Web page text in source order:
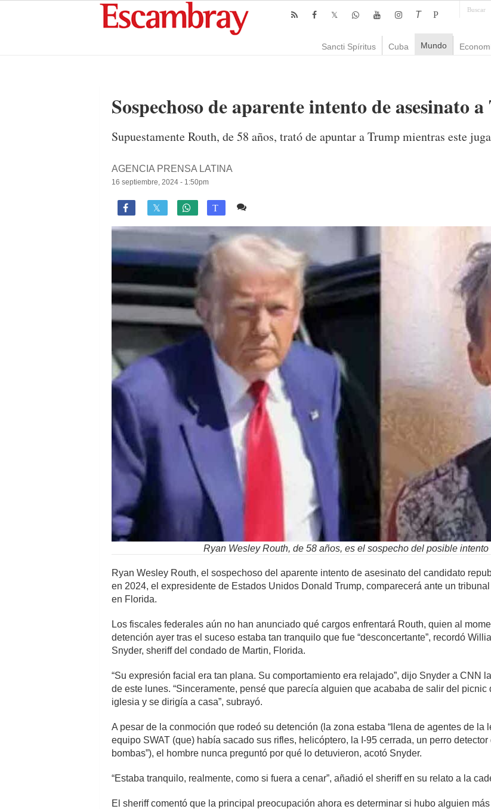
T P
Sancti Spíritus Cuba Mundo
Sospechoso de aparente intento de asesinato
Supuestamente Routh, de 58 años, trató de apuntar a Trump mientras este
AGENCIA PRENSA LATINA
16 septiembre, 2024 - 1:50pm
 T
Ryan Wesley Routh, de 58 años, es el sospecho del posible
Ryan Wesley Routh, el sospechoso del aparente intento de asesinato del candidato
en 2024, el expresidente de Estados Unidos Donald Trump, comparecerá ante un tribunal
en Florida.
Los fiscales federales aún no han anunciado qué cargos enfrentará Routh, quien al
detención ayer tras el suceso estaba tan tranquilo que fue “desconcertante”, recordó
Snyder, sheriff del condado de Martin, Florida.
“Su expresión facial era tan plana. Su comportamiento era relajado”, dijo Snyder a CNN
de este lunes. “Sinceramente, pensé que parecía alguien que acababa de salir del picnic
iglesia y se dirigía a casa”, subrayó.
A pesar de la conmoción que rodeó su detención (la zona estaba “llena de agentes de la
equipo SWAT (que) había sacado sus rifles, helicóptero, la I-95 cerrada, un perro detector
bombas”), el hombre nunca preguntó por qué lo detuvieron, acotó Snyder.
“Estaba tranquilo, realmente, como si fuera a cenar”, añadió el sheriff en su relato a la
El sheriff comentó que la principal preocupación ahora es determinar si hubo alguien